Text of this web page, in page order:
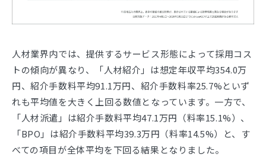
人材業界内では、提供するサービス形態によって採用コス
トの傾向が異なり、「人材紹介」は想定年収平均354.0万
円、紹介手数料平均91.1万円、紹介手数料率25.7%といず
れも平均値を大きく上回る数値となっています。一方で、
「人材派遣」は紹介手数料平均47.1万円（料率15.1%）、
「BPO」は紹介手数料平均39.3万円（料率14.5%）と、す
べての項目が全体平均を下回る結果となりました。